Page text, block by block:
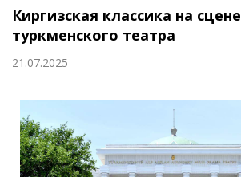
Киргизская классика на сцене
туркменского театра
21.07.2025